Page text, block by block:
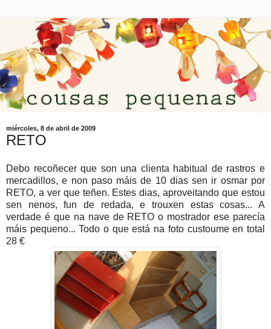
miércoles, 8 de abril de 2009
RETO
Debo recoñecer que son una clienta habitual de rastros e
mercadillos, e non paso máis de 10 dias sen ir osmar por
RETO, a ver que teñen. Estes dias, aproveitando que estou
sen nenos, fun de redada, e trouxen estas cosas... A
verdade é que na nave de RETO o mostrador ese parecía
máis pequeno... Todo o que está na foto custoume en total
28 €